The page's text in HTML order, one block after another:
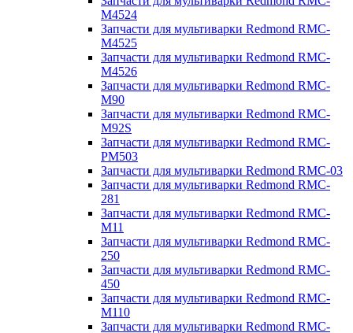
M4524
Запчасти для мультиварки Redmond RMC-
M4525
Запчасти для мультиварки Redmond RMC-
M4526
Запчасти для мультиварки Redmond RMC-
M90
Запчасти для мультиварки Redmond RMC-
M92S
Запчасти для мультиварки Redmond RMC-
PM503
Запчасти для мультиварки Redmond RMC-03
Запчасти для мультиварки Redmond RMC-
281
Запчасти для мультиварки Redmond RMC-
M11
Запчасти для мультиварки Redmond RMC-
250
Запчасти для мультиварки Redmond RMC-
450
Запчасти для мультиварки Redmond RMC-
M110
Запчасти для мультиварки Redmond RMC-